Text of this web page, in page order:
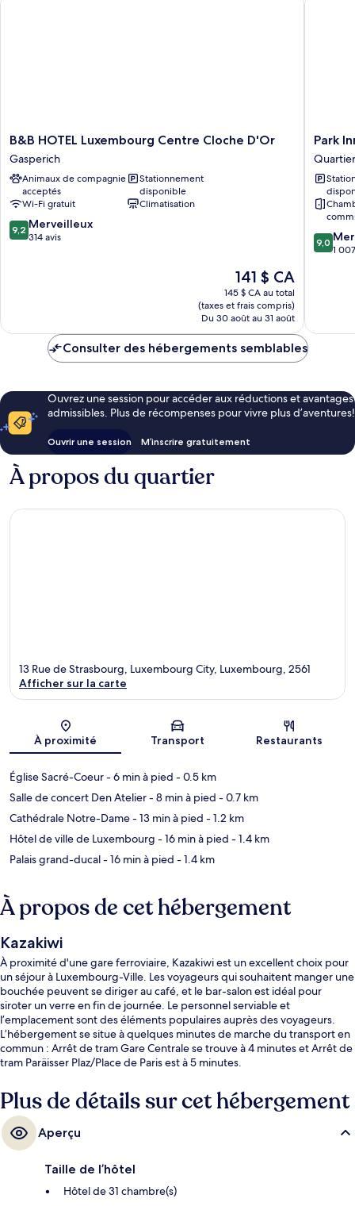
B&B
HOTEL
Luxembourg
Centre
Cloche
D'Or
Gasperich
B&B HOTEL Luxembourg Centre Cloche D'Or
Gasperich
Animaux de compagnie
acceptés
Stationnement
disponible
Wi-Fi gratuit
Climatisation
9.2
sur
9,2 Merveilleux
314 avis
Le
prix
est
de
141 $ CA
141 $ CA
145 $ CA au total
(taxes et frais compris)
Du 30 août au 31 août
Park
Inn
by
City
Quartier
de
la
Park
9.0
sur
9,0
1
Consulter des hébergements semblables
Ouvrez une session pour accéder aux réductions et avantages
admissibles. Plus de récompenses pour vivre plus d’aventures!
Ouvrir une session M’inscrire gratuitement
À propos du quartier
Carte
13 Rue de Strasbourg, Luxembourg City, Luxembourg, 2561
Afficher sur la carte
À proximité Transport Restaurants
Église Sacré-Coeur- 6 min à pied - 0.5 km
Salle de concert Den Atelier- 8 min à pied - 0.7 km
Cathédrale Notre-Dame- 13 min à pied - 1.2 km
Hôtel de ville de Luxembourg - 16 min à pied - 1.4 km
Palais grand-ducal- 16 min à pied - 1.4 km
À propos de cet hébergement
Kazakiwi
À proximité d'une gare ferroviaire, Kazakiwi est un excellent choix pour
un séjour à Luxembourg-Ville. Les voyageurs qui souhaitent manger une
bouchée peuvent se diriger au café, et le bar-salon est idéal pour
siroter un verre en fin de journée. Le personnel serviable et
l’emplacement sont des éléments populaires auprès des voyageurs.
L’hébergement se situe à quelques minutes de marche du transport en
commun : Arrêt de tram Gare Centrale se trouve à 4 minutes et Arrêt de
tram Paräisser Plaz/Place de Paris est à 5 minutes.
Plus de détails sur cet hébergement
Aperçu
Taille de l’hôtel
Hôtel de 31 chambre(s)